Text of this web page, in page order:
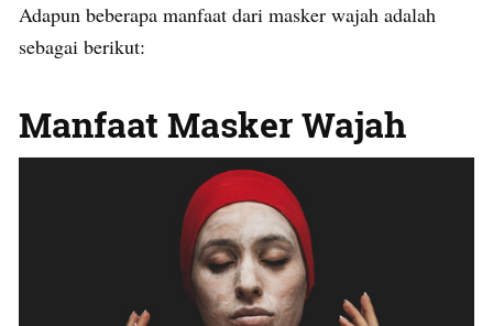
Adapun beberapa manfaat dari masker wajah adalah
sebagai berikut:
Manfaat Masker Wajah